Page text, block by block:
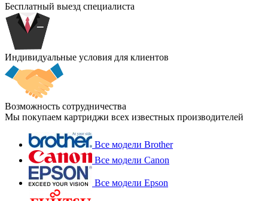
Бесплатный выезд специалиста
Индивидуальные условия для клиентов
Возможность сотрудничества
Мы покупаем картриджи всех известных производителей
Все модели Brother
Все модели Canon
Все модели Epson